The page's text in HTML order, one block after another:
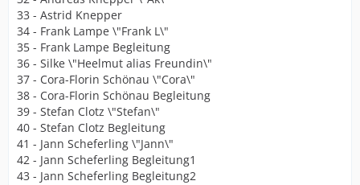
33 - Astrid Knepper
34 - Frank Lampe \"Frank L\"
35 - Frank Lampe Begleitung
36 - Silke \"Heelmut alias Freundin\"
37 - Cora-Florin Schönau \"Cora\"
38 - Cora-Florin Schönau Begleitung
39 - Stefan Clotz \"Stefan\"
40 - Stefan Clotz Begleitung
41 - Jann Scheferling \"Jann\"
42 - Jann Scheferling Begleitung1
43 - Jann Scheferling Begleitung2